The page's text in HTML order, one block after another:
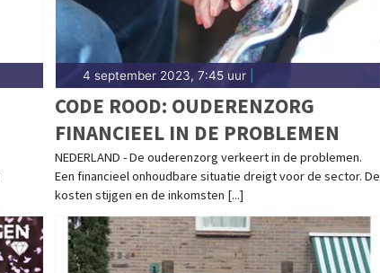
4 september 2023, 7:45 uur|
CODE ROOD: OUDERENZORG
FINANCIEEL IN DE PROBLEMEN
NEDERLAND - De ouderenzorg verkeert in de problemen.
Een financieel onhoudbare situatie dreigt voor de sector. De
kosten stijgen en de inkomsten [...]